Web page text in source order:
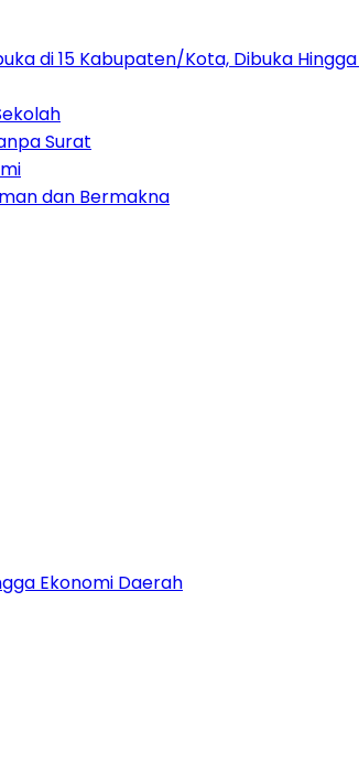
di 15 Kabupaten/Kota, Dibuka Hingga
Surat
dan Bermakna
Ekonomi Daerah